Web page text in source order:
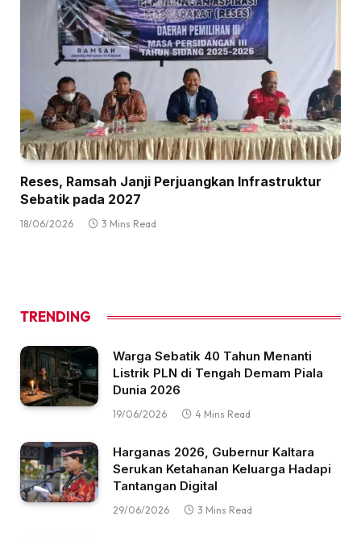
Reses, Ramsah Janji Perjuangkan Infrastruktur
Sebatik pada 2027
18/06/2026 3 Mins Read
TRENDING
Warga Sebatik 40 Tahun Menanti
Listrik PLN di Tengah Demam Piala
Dunia 2026
19/06/2026 4 Mins Read
Harganas 2026, Gubernur Kaltara
Serukan Ketahanan Keluarga Hadapi
Tantangan Digital
29/06/2026 3 Mins Read